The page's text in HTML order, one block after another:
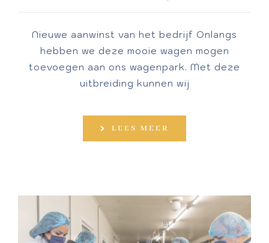
Nieuwe aanwinst van het bedrijf Onlangs
hebben we deze mooie wagen mogen
toevoegen aan ons wagenpark. Met deze
uitbreiding kunnen wij
LEES MEER